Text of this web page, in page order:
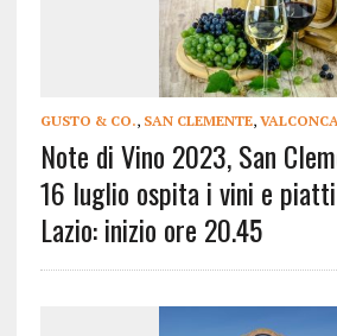
GUSTO & CO., SAN CLEMENTE,
Note di Vino 2023, San
16 luglio ospita i vini e
Lazio: inizio ore 20.45